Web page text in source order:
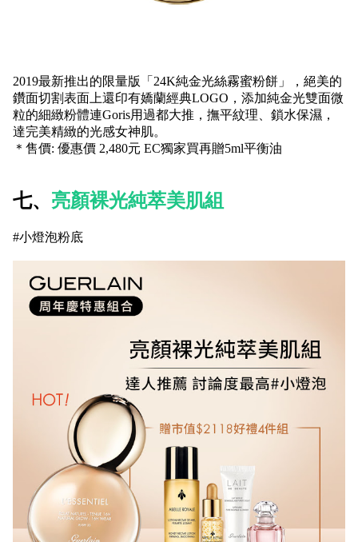
2019最新推出的限量版「24K純金光絲霧蜜粉餅」，絕美的
鑽面切割表面上還印有嬌蘭經典LOGO，添加純金光雙面微
粒的細緻粉體連Goris用過都大推，撫平紋理、鎖水保濕，
達完美精緻的光感女神肌。
＊售價: 優惠價 2,480元 EC獨家買再贈5ml平衡油
七、 亮顏裸光純萃美肌組
#小燈泡粉底